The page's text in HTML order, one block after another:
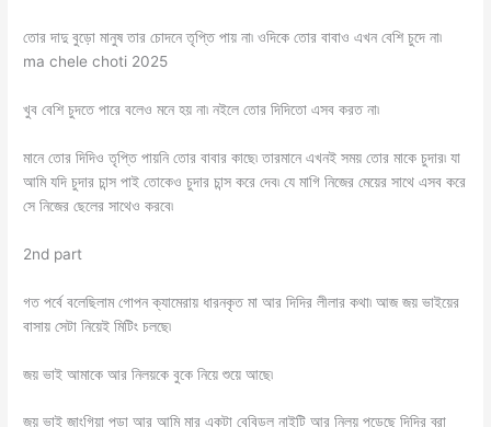
তোর দাদু বুড়ো মানুষ তার চোদনে তৃপ্তি পায় না৷ ওদিকে তোর বাবাও এখন বেশি চুদে না৷
ma chele choti 2025
খুব বেশি চুদতে পারে বলেও মনে হয় না৷ নইলে তোর দিদিতো এসব করত না৷
মানে তোর দিদিও তৃপ্তি পায়নি তোর বাবার কাছে৷ তারমানে এখনই সময় তোর মাকে চুদার৷ যা
আমি যদি চুদার চান্স পাই তোকেও চুদার চান্স করে দেব৷ যে মাগি নিজের মেয়ের সাথে এসব করে
সে নিজের ছেলের সাথেও করবে৷
2nd part
গত পর্বে বলেছিলাম গোপন ক্যামেরায় ধারনকৃত মা আর দিদির লীলার কথা৷ আজ জয় ভাইয়ের
বাসায় সেটা নিয়েই মিটিং চলছে৷
জয় ভাই আমাকে আর নিলয়কে বুকে নিয়ে শুয়ে আছে৷
জয় ভাই জাংগিয়া পড়া আর আমি মার একটা বেবিডল নাইটি আর নিলয় পড়েছে দিদির ব্রা